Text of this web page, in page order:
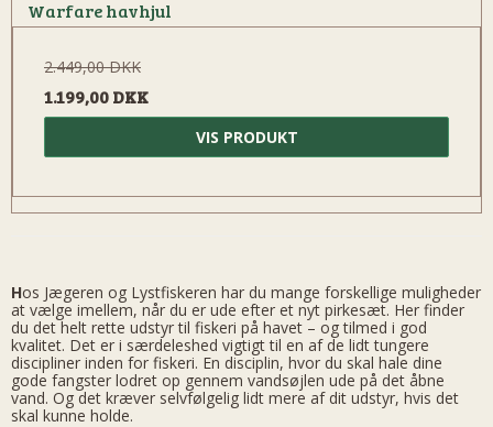
Warfare havhjul
2.449,00 DKK
1.199,00 DKK
VIS PRODUKT
Hos Jægeren og Lystfiskeren har du mange forskellige muligheder
at vælge imellem, når du er ude efter et nyt pirkesæt. Her finder
du det helt rette udstyr til fiskeri på havet – og tilmed i god
kvalitet. Det er i særdeleshed vigtigt til en af de lidt tungere
discipliner inden for fiskeri. En disciplin, hvor du skal hale dine
gode fangster lodret op gennem vandsøjlen ude på det åbne
vand. Og det kræver selvfølgelig lidt mere af dit udstyr, hvis det
skal kunne holde.